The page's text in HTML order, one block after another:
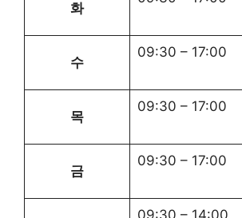
화
수
09:30 – 17:00
목
09:30 – 17:00
금
09:30 – 17:00
09:30 – 14:00